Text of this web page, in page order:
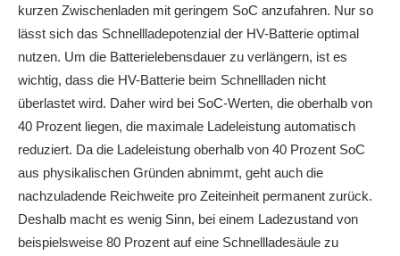
kurzen Zwischenladen mit geringem SoC anzufahren. Nur so
lässt sich das Schnellladepotenzial der HV-Batterie optimal
nutzen. Um die Batterielebensdauer zu verlängern, ist es
wichtig, dass die HV-Batterie beim Schnellladen nicht
überlastet wird. Daher wird bei SoC-Werten, die oberhalb von
40 Prozent liegen, die maximale Ladeleistung automatisch
reduziert. Da die Ladeleistung oberhalb von 40 Prozent SoC
aus physikalischen Gründen abnimmt, geht auch die
nachzuladende Reichweite pro Zeiteinheit permanent zurück.
Deshalb macht es wenig Sinn, bei einem Ladezustand von
beispielsweise 80 Prozent auf eine Schnellladesäule zu